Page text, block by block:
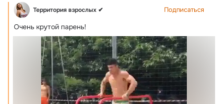
Территория взрослых ✔ Подписаться
Очень крутой парень!